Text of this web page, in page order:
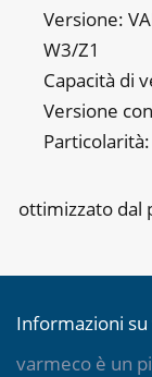
Versione:
W3/Z1
Capacità di
Versione
ottimizzato dal
Informazioni
varmeco è un